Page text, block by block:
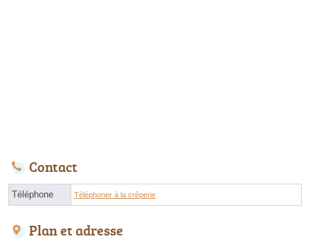
Contact
Téléphone Téléphoner à la crêperie
Plan et adresse